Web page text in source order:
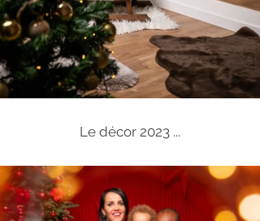
Le décor 2023 ...